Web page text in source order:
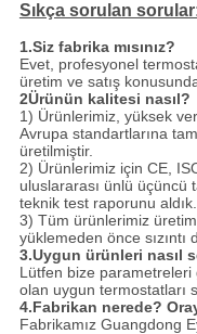
Sıkça sorulan
1.Siz fabrika mısınız?
Evet, profesyonel
üretim ve satış
2Ürünün kalitesi nasıl?
1) Ürünlerimiz, yüksek
Avrupa standartlarına
üretilmiştir.
2) Ürünlerimiz için CE,
uluslararası ünlü
teknik test raporunu aldık.
3) Tüm ürünlerimiz
yüklemeden önce
3.Uygun ürünleri nasıl
Lütfen bize parametreleri
olan uygun termostatları
4.Fabrikan nerede?
Fabrikamız Guangdong